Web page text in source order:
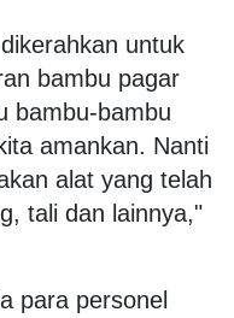
untuk
bambu pagar
bambu-bambu
amankan. Nanti
alat yang telah
tali dan lainnya,"
para personel